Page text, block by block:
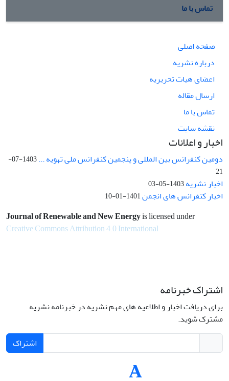
تماس با ما
صفحه اصلی
درباره نشریه
اعضای هیات تحریریه
ارسال مقاله
تماس با ما
نقشه سایت
اخبار و اعلانات
دومین کنفرانس بین المللی و پنجمین کنفرانس ملی تهویه ...
1403-07-
21
اخبار نشریه1403-05-03
اخبار کنفرانس های انجمن1401-01-10
Journal of Renewable and New Energyis licensed under
Creative Commons Attribution 4.0 International
اشتراک خبرنامه
برای دریافت اخبار و اطلاعیه های مهم نشریه در خبرنامه نشریه
مشترک شوید.
اشتراک